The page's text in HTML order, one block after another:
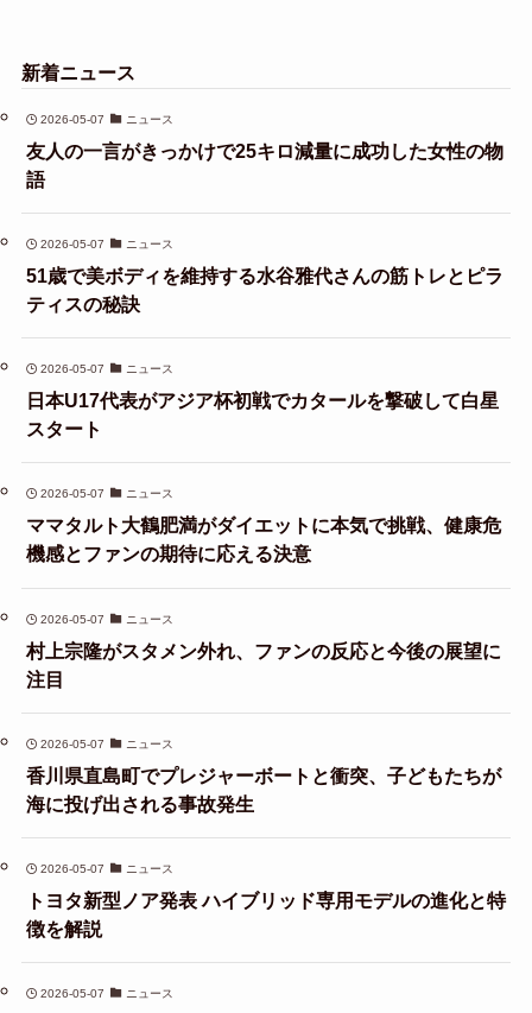
新着ニュース
2026-05-07 ニュース
友人の一言がきっかけで25キロ減量に成功した女性の物
語
2026-05-07 ニュース
51歳で美ボディを維持する水谷雅代さんの筋トレとピラ
ティスの秘訣
2026-05-07 ニュース
日本U17代表がアジア杯初戦でカタールを撃破して白星
スタート
2026-05-07 ニュース
ママタルト大鶴肥満がダイエットに本気で挑戦、健康危
機感とファンの期待に応える決意
2026-05-07 ニュース
村上宗隆がスタメン外れ、ファンの反応と今後の展望に
注目
2026-05-07 ニュース
香川県直島町でプレジャーボートと衝突、子どもたちが
海に投げ出される事故発生
2026-05-07 ニュース
トヨタ新型ノア発表 ハイブリッド専用モデルの進化と特
徴を解説
2026-05-07 ニュース